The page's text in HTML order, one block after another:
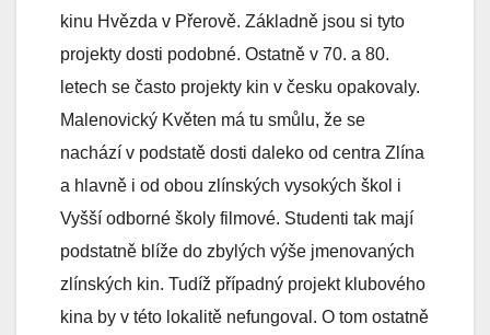
kinu Hvězda v Přerově. Základně jsou si tyto
projekty dosti podobné. Ostatně v 70. a 80.
letech se často projekty kin v česku opakovaly.
Malenovický Květen má tu smůlu, že se
nachází v podstatě dosti daleko od centra Zlína
a hlavně i od obou zlínských vysokých škol i
Vyšší odborné školy filmové. Studenti tak mají
podstatně blíže do zbylých výše jmenovaných
zlínských kin. Tudíž případný projekt klubového
kina by v této lokalitě nefungoval. O tom ostatně